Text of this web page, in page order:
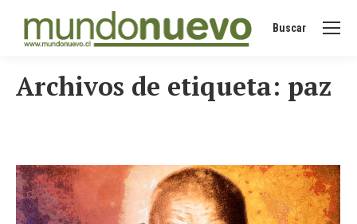
Buscar:
Buscar
Archivos de etiqueta: paz